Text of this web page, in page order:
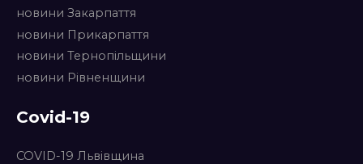
новини Закарпаття
новини Прикарпаття
новини Тернопільщини
новини Рівненщини
Covid-19
COVID-19 Львівщина